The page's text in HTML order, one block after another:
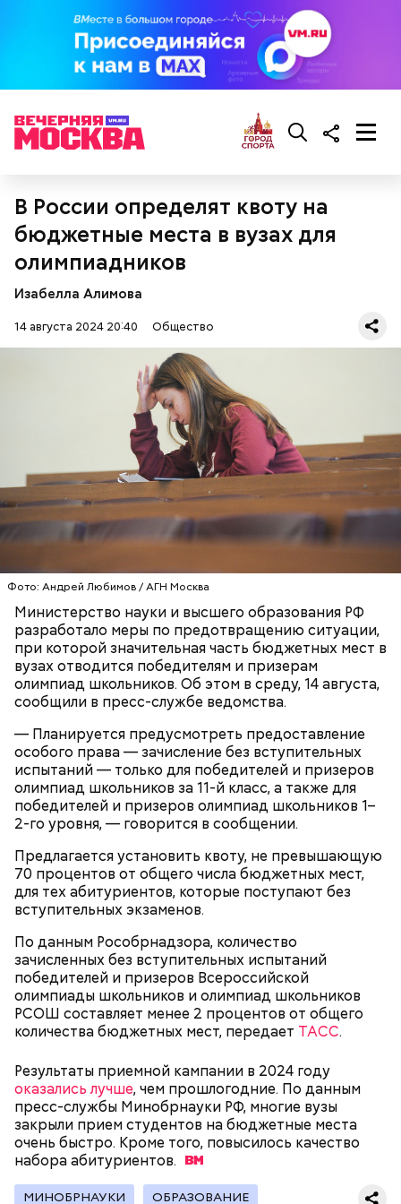
В России определят квоту на
бюджетные места в вузах для
олимпиадников
Изабелла Алимова
14 августа 2024 20:40 Общество
Фото: Андрей Любимов / АГН Москва
Министерство науки и высшего образования РФ
разработало меры по предотвращению ситуации,
при которой значительная часть бюджетных мест в
вузах отводится победителям и призерам
олимпиад школьников. Об этом в среду, 14 августа,
сообщили в пресс-службе ведомства.
— Планируется предусмотреть предоставление
особого права — зачисление без вступительных
испытаний — только для победителей и призеров
олимпиад школьников за 11-й класс, а также для
победителей и призеров олимпиад школьников 1–
2-го уровня, — говорится в сообщении.
Предлагается установить квоту, не превышающую
70 процентов от общего числа бюджетных мест,
для тех абитуриентов, которые поступают без
вступительных экзаменов.
По данным Рособрнадзора, количество
зачисленных без вступительных испытаний
победителей и призеров Всероссийской
олимпиады школьников и олимпиад школьников
РСОШ составляет менее 2 процентов от общего
количества бюджетных мест, передает ТАСС.
Результаты приемной кампании в 2024 году
оказались лучше, чем прошлогодние. По данным
пресс-службы Минобрнауки РФ, многие вузы
закрыли прием студентов на бюджетные места
очень быстро. Кроме того, повысилось качество
набораабитуриентов.
МИНОБРНАУКИ ОБРАЗОВАНИЕ
— Кабачки, порезанные кубиками, нужно легко
обжарить на сковороде. К ним добавляются зелень
петрушки, чеснок, соль и оливковое масло.
Получается очень вкусно, — поделился рецептом
Копылов.
Спагетти из кабачков
растительное масло;
помидоры черри либо грунтовые.
— В дыне содержится много сахара, который
представлен фруктозой. С одной стороны — это
хорошо, потому что дает энергию. Но важно
помнить, что сладкими дынями не нужно сильно
увлекаться, так же как и арбузами, людям с
сахарным диабетом и лишним весом, —
подчеркнула доктор.
Терапевт Кондрахин назвал
продукты и напитки, которые
выводят токсины из организма
Ранние плоды, по словам врача, лучше не есть:
беременным, кормящим женщинам;
людям с ослабленной иммунной системой;
детям.
предостерегла Соломатина.
Чистит сосуды и защищает от
рака: чем полезен кресс-салат